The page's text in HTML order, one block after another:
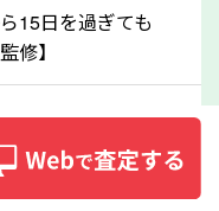
ます。他社で買取
があるので、諦め
談ください。古い車
しくないため、まず
お試しください。
や状態ごとに「買取
15日を過ぎても
修】
10年落ちを買い